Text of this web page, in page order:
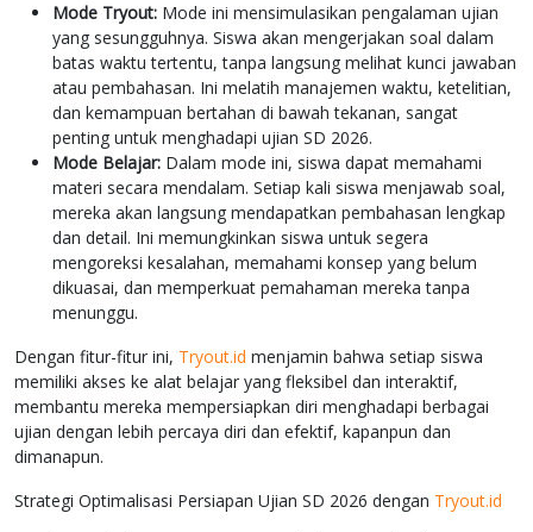
Mode Tryout: Mode ini mensimulasikan pengalaman ujian
yang sesungguhnya. Siswa akan mengerjakan soal dalam
batas waktu tertentu, tanpa langsung melihat kunci jawaban
atau pembahasan. Ini melatih manajemen waktu, ketelitian,
dan kemampuan bertahan di bawah tekanan, sangat
penting untuk menghadapi ujian SD 2026.
Mode Belajar: Dalam mode ini, siswa dapat memahami
materi secara mendalam. Setiap kali siswa menjawab soal,
mereka akan langsung mendapatkan pembahasan lengkap
dan detail. Ini memungkinkan siswa untuk segera
mengoreksi kesalahan, memahami konsep yang belum
dikuasai, dan memperkuat pemahaman mereka tanpa
menunggu.
Dengan fitur-fitur ini, Tryout.id menjamin bahwa setiap siswa
memiliki akses ke alat belajar yang fleksibel dan interaktif,
membantu mereka mempersiapkan diri menghadapi berbagai
ujian dengan lebih percaya diri dan efektif, kapanpun dan
dimanapun.
Strategi Optimalisasi Persiapan Ujian SD 2026 dengan Tryout.id